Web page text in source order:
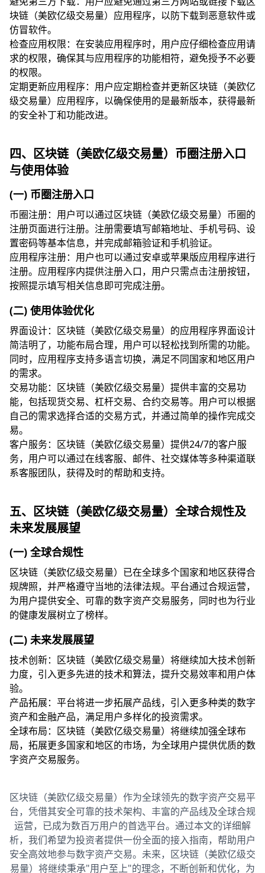
块链（美欧亿级交易量）应用程序，以防下载到恶意软件或
仿冒软件。
检查应用权限：在安装应用程序时，用户应仔细检查应用请
求的权限，确保其与应用程序的功能相符，避免授予不必要
的权限。
定期更新应用程序：用户应定期检查并更新区块链（美欧亿
级交易量）应用程序，以确保使用的是最新版本，获得最新
的安全补丁和功能改进。
四、区块链（美欧亿级交易量）币圈注册入口
与使用体验
(一) 币圈注册入口
币圈注册：用户可以通过区块链（美欧亿级交易量）币圈的
注册页面进行注册。注册需要填写邮箱地址、手机号码、设
置密码等基本信息，并完成邮箱验证和手机验证。
应用程序注册：用户也可以通过安卓或苹果版应用程序进行
注册。应用程序内提供注册入口，用户只需点击注册按钮，
按照提示填写相关信息即可完成注册。
(二) 使用体验优化
界面设计：区块链（美欧亿级交易量）的应用程序界面设计
简洁明了，功能布局合理，用户可以轻松找到所需的功能。
同时，应用程序支持多语言切换，满足不同国家和地区用户
的需求。
交易功能：区块链（美欧亿级交易量）提供丰富的交易功
能，包括现货交易、杠杆交易、合约交易等。用户可以根据
自己的需求选择合适的交易方式，并通过简单的操作完成交
易。
客户服务：区块链（美欧亿级交易量）提供24/7的客户服
务，用户可以通过在线客服、邮件、社交媒体等多种渠道联
系客服团队，获得及时的帮助和支持。
五、区块链（美欧亿级交易量）全球合规性及
未来发展展望
(一) 全球合规性
区块链（美欧亿级交易量）已在全球多个国家和地区获得合
规牌照，并严格遵守当地的法律法规。平台通过合规运营，
为用户提供安全、可靠的数字资产交易服务，同时也为行业
的健康发展树立了榜样。
(二) 未来发展展望
技术创新：区块链（美欧亿级交易量）将继续加大技术创新
力度，引入更多先进的技术和算法，提升交易效率和用户体
验。
产品拓展：平台将进一步拓展产品线，引入更多种类的数字
资产和金融产品，满足用户多样化的投资需求。
全球布局：区块链（美欧亿级交易量）将继续加强全球布
局，拓展更多国家和地区的市场，为全球用户提供优质的数
字资产交易服务。
区块链（美欧亿级交易量）作为全球领先的数字资产交易平
台，凭借其安全可靠的技术架构、丰富的产品线及全球合规
运营，已成为数百万用户的首选平台。通过本文的详细解
析，我们希望为投资者提供一份全面的接入指南，帮助用户
安全高效地参与数字资产交易。未来，区块链（美欧亿级交
易量）将继续秉承"用户至上"的理念，不断创新和优化，为